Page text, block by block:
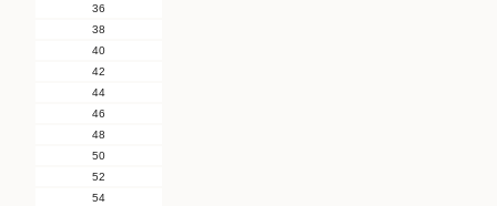
36
38
40
42
44
46
48
50
52
54